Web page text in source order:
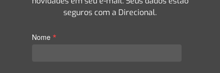
seguros com a Direcional.
Nome *